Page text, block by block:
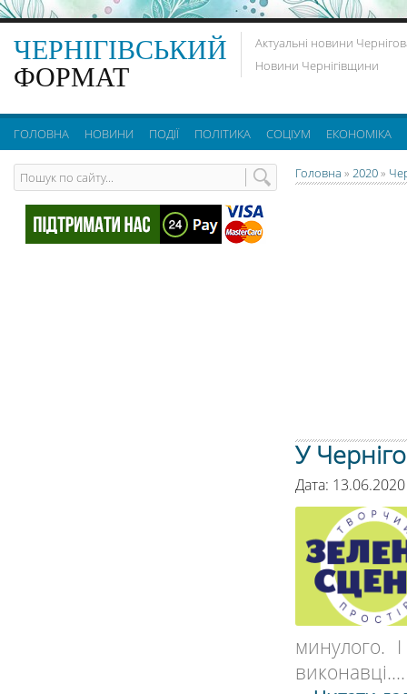
ЧЕРНІГІВСЬКИЙ
ФОРМАТ
Актуальні новини
Новини Чернігівщини
ГОЛОВНА НОВИНИ ПОДІЇ ПОЛІТИКА СОЦІУМ ЕКОНОМІКА
Головна » 2020»
У
Дата:
минулого.
виконавці....